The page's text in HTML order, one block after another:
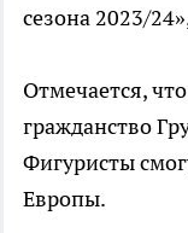
сезона 2023/
Отмечается,
гражданство
Фигуристы
Европы.